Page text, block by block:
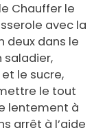
Chauffer le
avec la
deux dans le
saladier,
le sucre,
le tout
lentement à
arrêt à l’aide